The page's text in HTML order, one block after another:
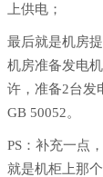
上供电；
最后就是机房
机房准备发电
许，准备2台发
GB 50052。
PS：补充一点
就是机柜上那个